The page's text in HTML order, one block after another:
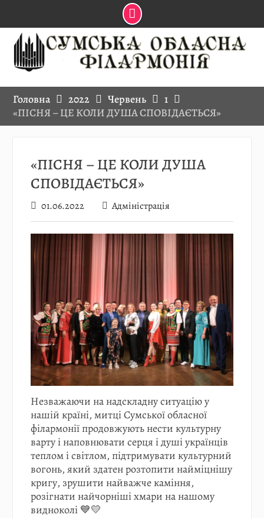
Skip
content
Головна 2022 Червень
1
«ПІСНЯ – ЦЕ КОЛИ ДУША СПОВІДАЄТЬСЯ»
«ПІСНЯ – ЦЕ КОЛИ ДУША
СПОВІДАЄТЬСЯ»
01.06.2022 Адміністрація
Незважаючи на надскладну ситуацію у
нашій країні, митці Сумської обласної
філармонії продовжують нести культурну
варту і наповнювати серця і душі українців
теплом і світлом, підтримувати культурний
вогонь, який здатен розтопити найміцнішу
кригу, зрушити найважче каміння,
розігнати найчорніші хмари на нашому
видноколі 💙💛